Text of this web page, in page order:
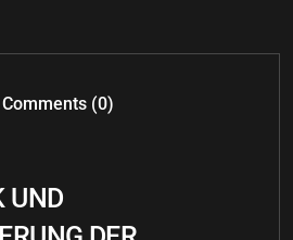
Comments (0)
UND